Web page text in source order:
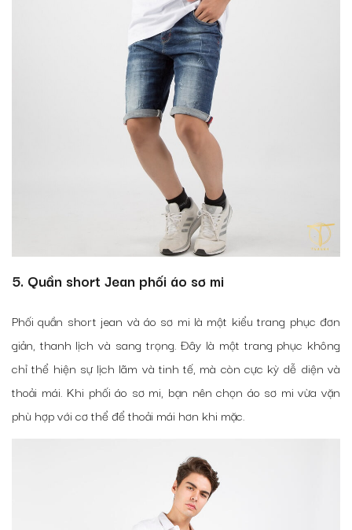
5. Quần short Jean phối áo sơ mi
Phối quần short jean và áo sơ mi là một kiểu trang phục đơn
giản, thanh lịch và sang trọng. Đây là một trang phục không
chỉ thể hiện sự lịch lãm và tinh tế, mà còn cực kỳ dễ diện và
thoải mái. Khi phối áo sơ mi, bạn nên chọn áo sơ mi vừa vặn
phù hợp với cơ thể để thoải mái hơn khi mặc.